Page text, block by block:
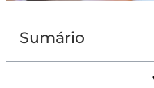
Sumário